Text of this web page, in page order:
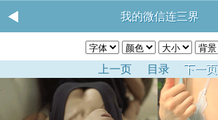
我的微信连三界
上一页 目录 下一页